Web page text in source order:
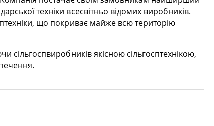
техніки всесвітньо відомих виробників.
що покриває майже всю територію
якісною сільгосптехнікою,